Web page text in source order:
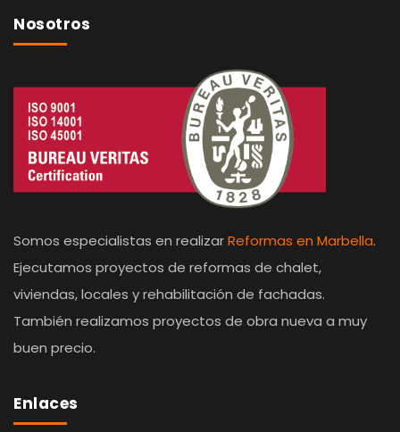
Nosotros
Somos especialistas en realizarReformas en Marbella.
Ejecutamos proyectos de reformas de chalet,
viviendas, locales y rehabilitación de fachadas.
También realizamos proyectos de obra nueva a muy
buen precio.
Enlaces